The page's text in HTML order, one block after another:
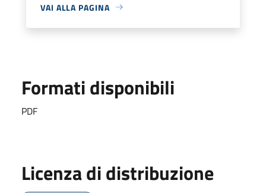
VAI ALLA PAGINA
Formati disponibili
PDF
Licenza di distribuzione